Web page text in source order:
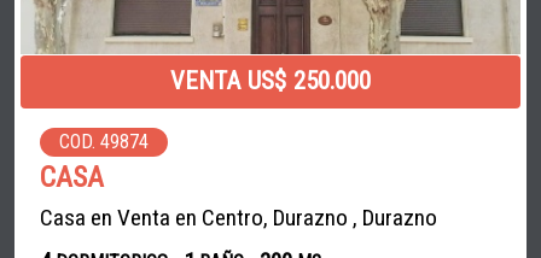
VENTA US$ 250.000
COD. 49874
CASA
Casa en Venta en Centro, Durazno , Durazno